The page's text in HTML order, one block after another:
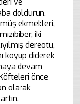
doldurun.
ekmekleri,
iki
dereotu,
koyup diderek
devam
önce
olarak